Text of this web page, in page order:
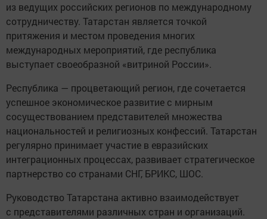
из ведущих российских регионов по международному
сотрудничеству. Татарстан является точкой
притяжения и местом проведения многих
международных мероприятий, где республика
выступает своеобразной «витриной России».
Республика — процветающий регион, где сочетается
успешное экономическое развитие с мирным
сосуществованием представителей множества
национальностей и религиозных конфессий. Татарстан
регулярно принимает участие в евразийских
интеграционных процессах, развивает стратегическое
партнерство со странами СНГ, БРИКС, ШОС.
Руководство Татарстана активно взаимодействует
с представителями различных стран и организаций.